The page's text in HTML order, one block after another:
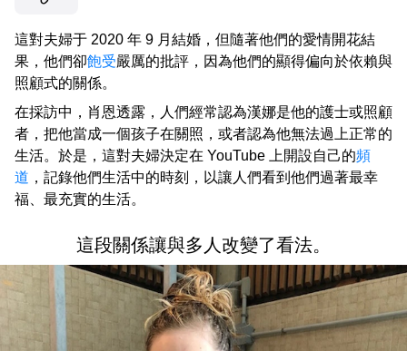
這對夫婦于 2020 年 9 月結婚，但隨著他們的愛情開花結
果，他們卻飽受嚴厲的批評，因為他們的顯得偏向於依賴與
照顧式的關係。
在採訪中，肖恩透露，人們經常認為漢娜是他的護士或照顧
者，把他當成一個孩子在關照，或者認為他無法過上正常的
生活。於是，這對夫婦決定在 YouTube 上開設自己的頻
道 ，記錄他們生活中的時刻，以讓人們看到他們過著最幸
福、最充實的生活。
這段關係讓與多人改變了看法。